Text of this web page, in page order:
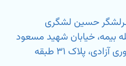
سرلشگر حسین لشگری
خیابان شهید مسعود
آزمون نیا، کارخانه نوآوری آزادی، پلاک ۳۱ طبقه